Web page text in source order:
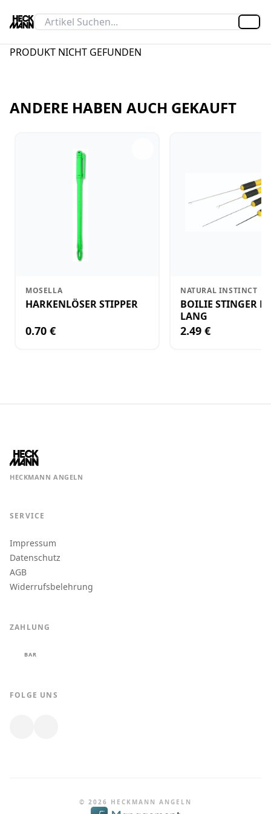
PRODUKT NICHT GEFUNDEN
ANDERE HABEN AUCH GEKAUFT
MOSELLA
HARKENLÖSER STIPPER
0.70 €
NATURAL INSTINCT
BOILIE STINGER
LANG
2.49 €
HECKMANN ANGELN
SERVICE
Impressum
Datenschutz
AGB
Widerrufsbelehrung
ZAHLUNG
BAR
FOLGE UNS
© 2026 HECKMANN ANGELN